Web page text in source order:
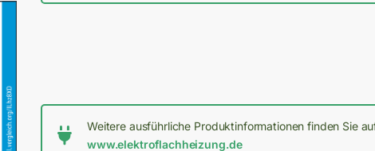
Weitere ausführliche Produktinformationen finden Sie
www.elektroflachheizung.de